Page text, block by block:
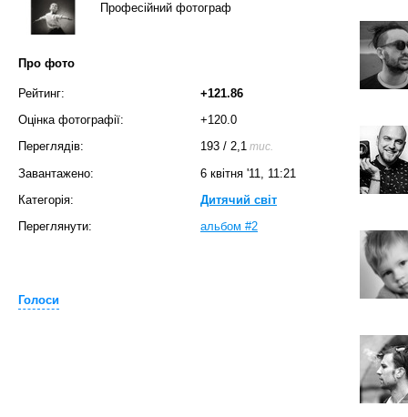
Професійний фотограф
Про фото
Рейтинг:
+121.86
Оцінка фотографії:
+120.0
Переглядів:
193 / 2,1 тис.
Завантажено:
6 квітня '11, 11:21
Категорія:
Дитячий світ
Переглянути:
альбом #2
Голоси